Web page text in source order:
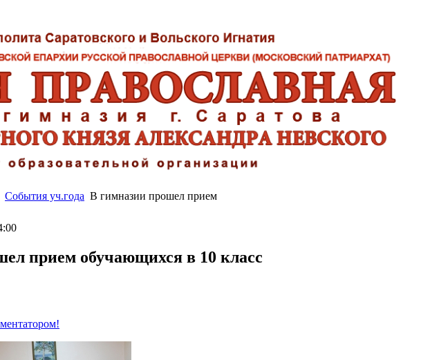
События уч.года В гимназии прошел прием
прием обучающихся в 10 класс